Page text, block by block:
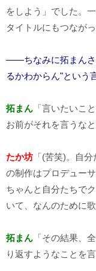
をしよう」でした。
タイトルにもつながっ
――ちなみに拓まんさ
るかわからん"という
拓まん 「言いたいこ
お前がそれを言うな
たか坊 「(苦笑)。自
の制作はプロデュー
ちゃんと自分たちで
いて、なんのために
拓まん 「その結果、
り返すようなことを